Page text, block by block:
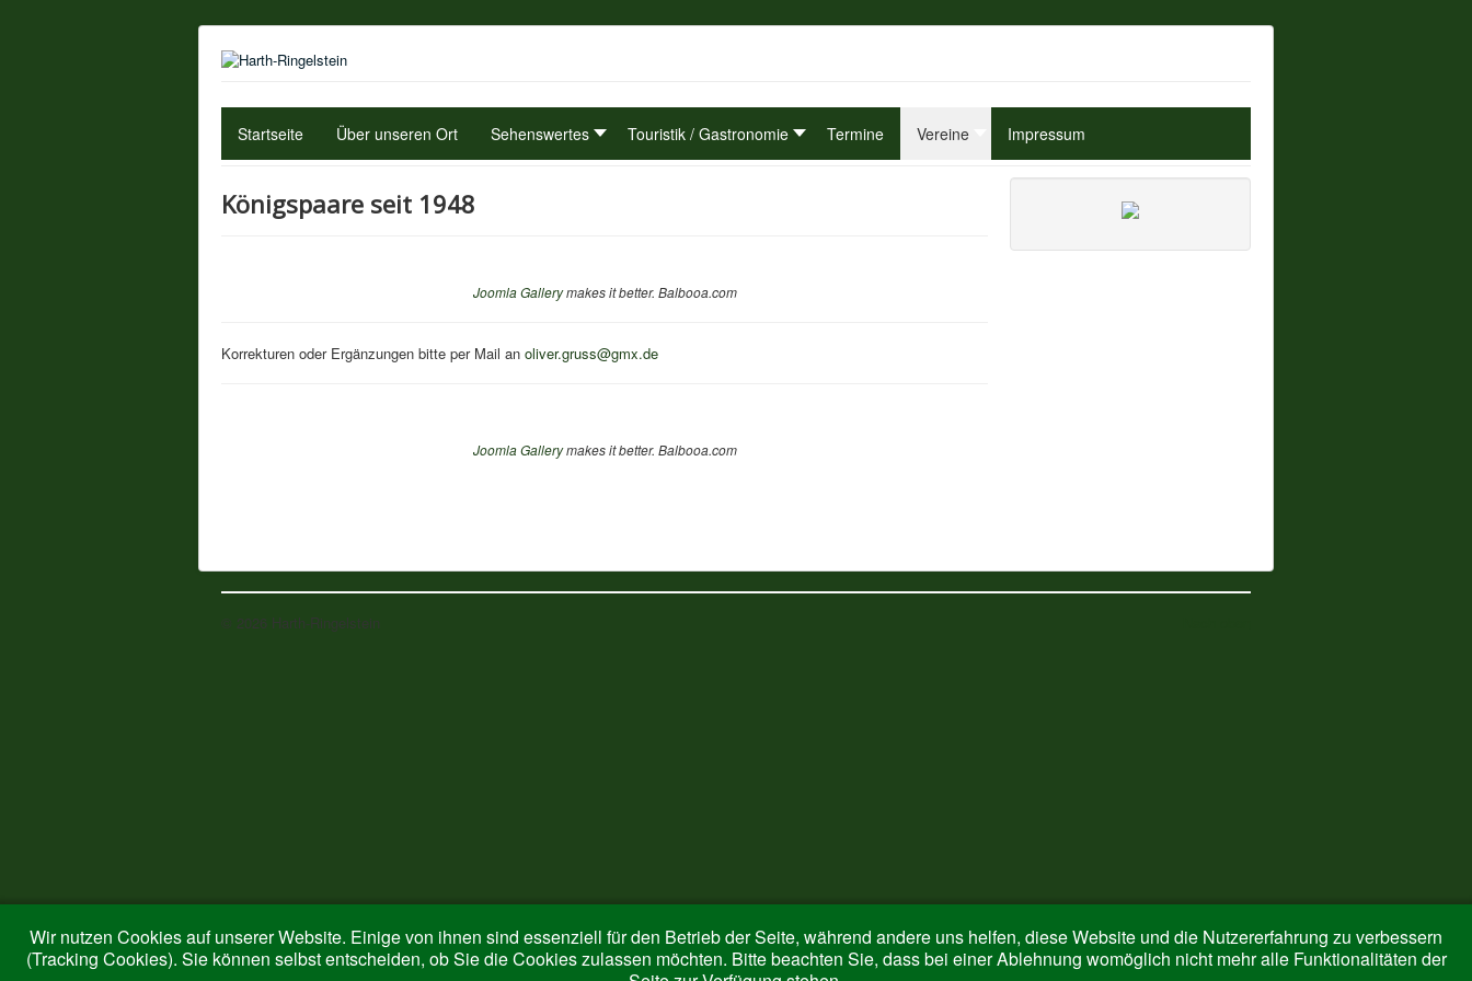
Startseite Über unseren Ort Sehenswertes Touristik / Gastronomie Termine Vereine Impressum
Königspaare seit 1948
Joomla Gallerymakes it better. Balbooa.com
Korrekturen oder Ergänzungen bitte per Mail an oliver.gruss@gmx.de
Joomla Gallerymakes it better. Balbooa.com
© 2026 Harth-Ringelstein
Wir nutzen Cookies auf unserer Website. Einige von ihnen sind essenziell für den Betrieb der Seite, während andere uns helfen, diese Website und die Nutzererfahrung zu verbessern
(Tracking Cookies). Sie können selbst entscheiden, ob Sie die Cookies zulassen möchten. Bitte beachten Sie, dass bei einer Ablehnung womöglich nicht mehr alle Funktionalitäten der